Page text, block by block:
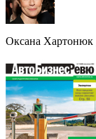
Оксана Хартонюк